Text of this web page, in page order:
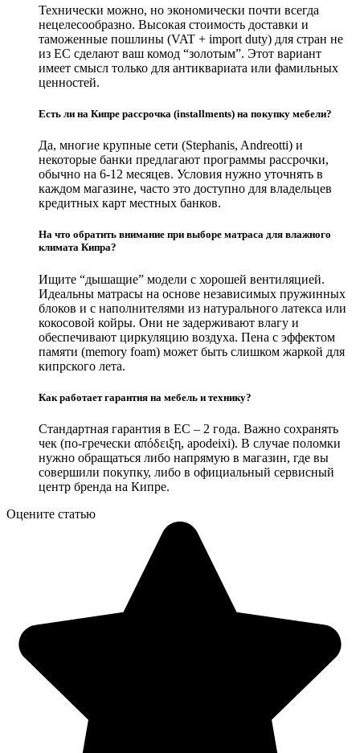
Технически можно, но экономически почти всегда
нецелесообразно. Высокая стоимость доставки и
таможенные пошлины (VAT + import duty) для стран не
из ЕС сделают ваш комод “золотым”. Этот вариант
имеет смысл только для антиквариата или фамильных
ценностей.
Есть ли на Кипре рассрочка (installments) на покупку мебели?
Да, многие крупные сети (Stephanis, Andreotti) и
некоторые банки предлагают программы рассрочки,
обычно на 6-12 месяцев. Условия нужно уточнять в
каждом магазине, часто это доступно для владельцев
кредитных карт местных банков.
На что обратить внимание при выборе матраса для влажного
климата Кипра?
Ищите “дышащие” модели с хорошей вентиляцией.
Идеальны матрасы на основе независимых пружинных
блоков и с наполнителями из натурального латекса или
кокосовой койры. Они не задерживают влагу и
обеспечивают циркуляцию воздуха. Пена с эффектом
памяти (memory foam) может быть слишком жаркой для
кипрского лета.
Как работает гарантия на мебель и технику?
Стандартная гарантия в ЕС – 2 года. Важно сохранять
чек (по-гречески απόδειξη, apodeixi). В случае поломки
нужно обращаться либо напрямую в магазин, где вы
совершили покупку, либо в официальный сервисный
центр бренда на Кипре.
Оцените статью